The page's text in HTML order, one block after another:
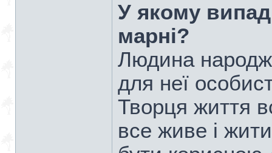
У якому
марні?
Людина
для неї
Творця життя
все живе і